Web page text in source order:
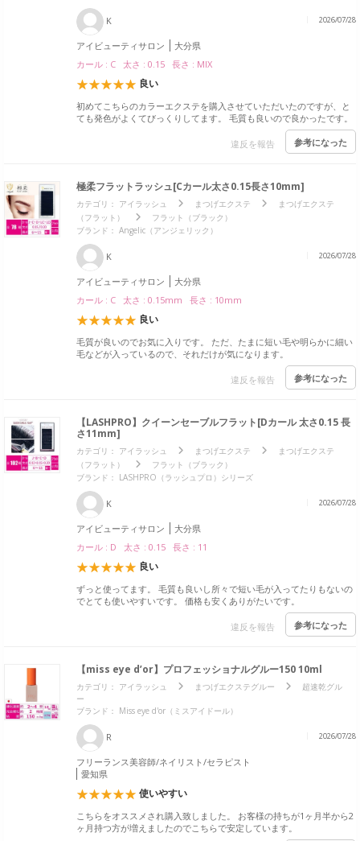
K 2026/07/28
アイビューティサロン
大分県
カール : C 太さ : 0.15 長さ : MIX
良い
初めてこちらのカラーエクステを購入させていただいたのですが、と
ても発色がよくてびっくりしてます。 毛質も良いので良かったです。
違反を報告 参考になった
極柔フラットラッシュ[Cカール太さ0.15長さ10mm]
カテゴリ： アイラッシュ まつげエクステ
まつげエクステ
（フラット）
フラット（ブラック）
ブランド： Angelic（アンジェリック）
K 2026/07/28
アイビューティサロン
大分県
カール : C 太さ : 0.15mm 長さ : 10mm
良い
毛質が良いのでお気に入りです。 ただ、たまに短い毛や明らかに細い
毛などが入っているので、それだけが気になります。
違反を報告 参考になった
【LASHPRO】クイーンセーブルフラット[Dカール 太さ0.15 長
さ11mm]
カテゴリ： アイラッシュ まつげエクステ
まつげエクステ
（フラット）
フラット（ブラック）
ブランド： LASHPRO（ラッシュプロ）シリーズ
K 2026/07/28
アイビューティサロン
大分県
カール : D 太さ : 0.15 長さ : 11
良い
ずっと使ってます。 毛質も良いし所々で短い毛が入ってたりもないの
でとても使いやすいです。 価格も安くありがたいです。
違反を報告 参考になった
【miss eye d’or】プロフェッショナルグルー150 10ml
カテゴリ： アイラッシュ まつげエクステグルー
超速乾グル
ー
ブランド： Miss eye d'or（ミスアイドール）
R 2026/07/28
フリーランス美容師/ネイリスト/セラピスト
愛知県
使いやすい
こちらをオススメされ購入致しました。 お客様の持ちが1ヶ月半から2
ヶ月持つ方が増えましたのでこちらで安定しています。